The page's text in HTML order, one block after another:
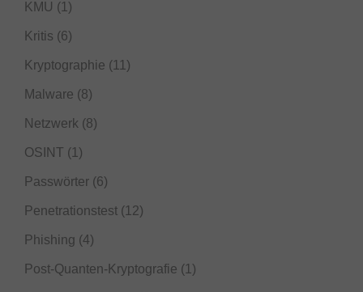
KMU (1)
Kritis (6)
Kryptographie (11)
Malware (8)
Netzwerk (8)
OSINT (1)
Passwörter (6)
Penetrationstest (12)
Phishing (4)
Post-Quanten-Kryptografie (1)